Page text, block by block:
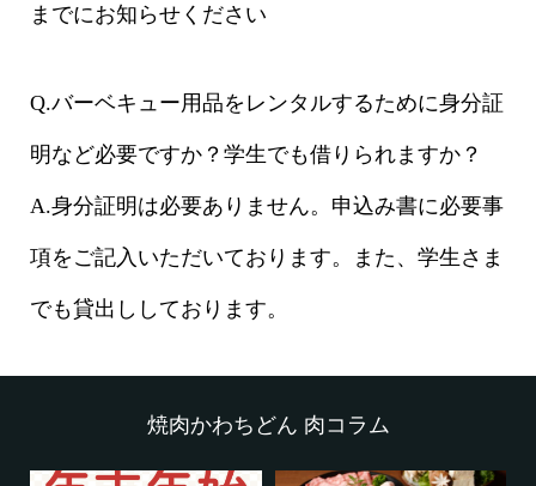
までにお知らせください
Q.バーベキュー用品をレンタルするために身分証
明など必要ですか？学生でも借りられますか？
A.身分証明は必要ありません。申込み書に必要事
項をご記入いただいております。また、学生さま
でも貸出ししております。
焼肉かわちどん 肉コラム